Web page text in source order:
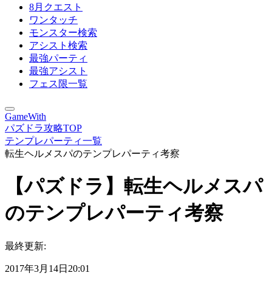
8月クエスト
ワンタッチ
モンスター検索
アシスト検索
最強パーティ
最強アシスト
フェス限一覧
GameWith
パズドラ攻略TOP
テンプレパーティ一覧
転生ヘルメスパのテンプレパーティ考察
【パズドラ】転生ヘルメスパ
のテンプレパーティ考察
最終更新:
2017年3月14日20:01